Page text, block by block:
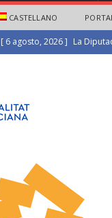
CASTELLANO
[ 6 agosto, 2026 ] Maite
Cortes
atractivos
Sagunt
La
empresas valencianas
[ 6 agosto, 2026 ]
La